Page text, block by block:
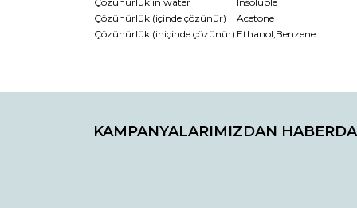
Çözünürlük (içinde çözünür)
Acetone
Çözünürlük (iniçinde çözünür) Ethanol,Benzene
Görüş ve önerileriniz için teşekkür ederiz.
Ürün resmi kalitesiz, bozuk veya
KAMPANYALARIMIZDAN